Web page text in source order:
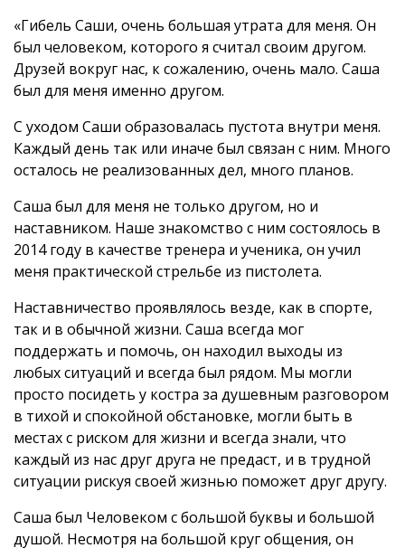
«Гибель Саши, очень большая утрата для меня. Он
был человеком, которого я считал своим другом.
Друзей вокруг нас, к сожалению, очень мало. Саша
был для меня именно другом.
С уходом Саши образовалась пустота внутри меня.
Каждый день так или иначе был связан с ним. Много
осталось не реализованных дел, много планов.
Саша был для меня не только другом, но и
наставником. Наше знакомство с ним состоялось в
2014 году в качестве тренера и ученика, он учил
меня практической стрельбе из пистолета.
Наставничество проявлялось везде, как в спорте,
так и в обычной жизни. Саша всегда мог
поддержать и помочь, он находил выходы из
любых ситуаций и всегда был рядом. Мы могли
просто посидеть у костра за душевным разговором
в тихой и спокойной обстановке, могли быть в
местах с риском для жизни и всегда знали, что
каждый из нас друг друга не предаст, и в трудной
ситуации рискуя своей жизнью поможет друг другу.
Саша был Человеком с большой буквы и большой
душой. Несмотря на большой круг общения, он